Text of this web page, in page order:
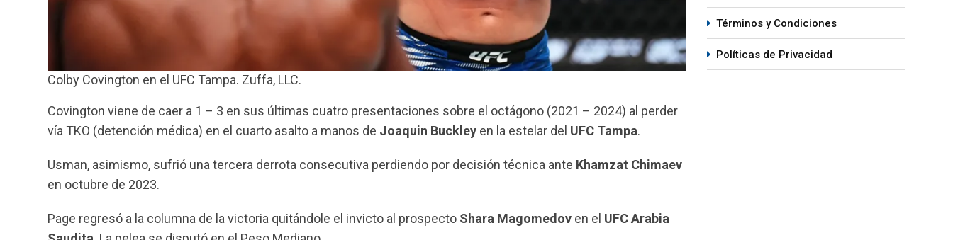
Colby Covington en el UFC Tampa. Zuffa, LLC.
Covington viene de caer a 1 – 3 en sus últimas cuatro presentaciones sobre el octágono (2021 – 2024) al perder
vía TKO (detención médica) en el cuarto asalto a manos de Joaquin Buckley en la estelar del UFC Tampa.
Usman, asimismo, sufrió una tercera derrota consecutiva perdiendo por decisión técnica ante Khamzat Chimaev
en octubre de 2023.
Page regresó a la columna de la victoria quitándole el invicto al prospecto Shara Magomedov en el UFC Arabia
Términos y Condiciones
Políticas de Privacidad